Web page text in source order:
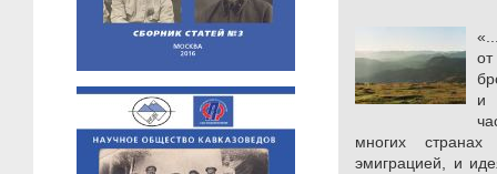
«
и
многих
эмиграцией, и